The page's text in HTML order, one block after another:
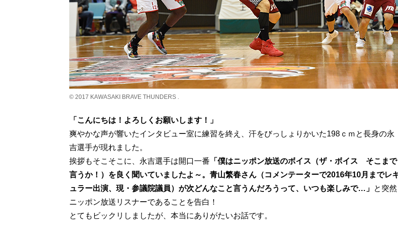
© 2017 KAWASAKI BRAVE THUNDERS .
「こんにちは！よろしくお願いします！」
爽やかな声が響いたインタビュー室に練習を終え、汗をびっしょりかいた198ｃｍと長身の永
吉選手が現れました。
挨拶もそこそこに、永吉選手は開口一番 「僕はニッポン放送のボイス（ザ・ボイス そこまで
言うか！）を良く聞いていましたよ～。青山繁春さん（コメンテーターで2016年10月までレ
ュラー出演、現・参議院議員）が次どんなこと言うんだろうって、いつも楽しみで…」 と突然
ニッポン放送リスナーであることを告白！
とてもビックリしましたが、本当にありがたいお話です。